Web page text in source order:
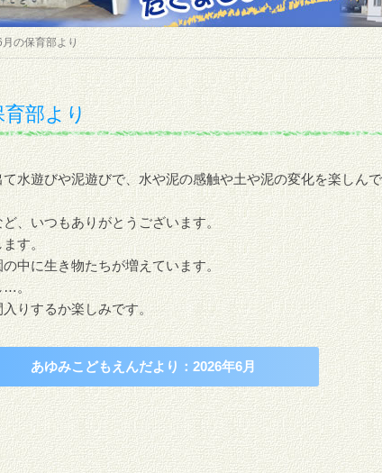
の保育部より
育部より
水遊びや泥遊びで、水や泥の感触や土や泥の変化を楽しん
、いつもありがとうございます。
す。
中に生き物たちが増えています。
…。
りするか楽しみです。
あゆみこどもえんだより：2026年6月